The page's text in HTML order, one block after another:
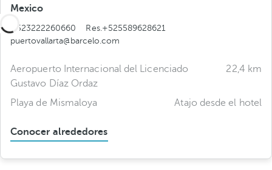
Mexico
+523222260660
Res.+525589628621
puertovallarta@barcelo.com
Aeropuerto Internacional del Licenciado
Gustavo Díaz Ordaz
22,4 km
Playa de Mismaloya Atajo desde el hotel
Conocer alrededores